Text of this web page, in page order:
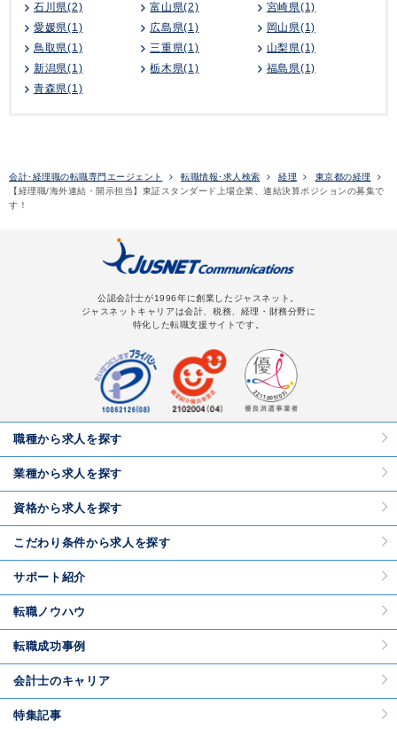
石川県(2)
富山県(2)
宮崎県(1)
愛媛県(1)
広島県(1)
岡山県(1)
鳥取県(1)
三重県(1)
山梨県(1)
新潟県(1)
栃木県(1)
福島県(1)
青森県(1)
会計･経理職の転職専門エージェント 転職情報･求人検索 経理
東京都の経理
【経理職/海外連結・開示担当】東証スタンダード上場企業、連結決算ポジションの募集で
す！
公認会計士が1996年に創業したジャスネット。
ジャスネットキャリアは会計、税務、経理・財務分野に
特化した転職支援サイトです。
職種から求人を探す
業種から求人を探す
資格から求人を探す
こだわり条件から求人を探す
サポート紹介
転職ノウハウ
転職成功事例
会計士のキャリア
特集記事